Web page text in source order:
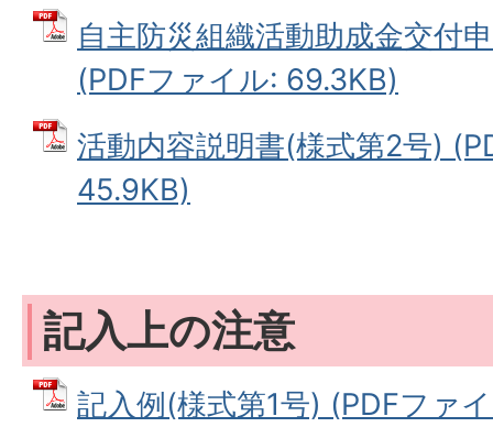
自主防災組織活動助成金交付
(PDFファイル: 69.3KB)
活動内容説明書(様式第2号)
45.9KB)
記入上の注意
記入例(様式第1号) (PDFファ